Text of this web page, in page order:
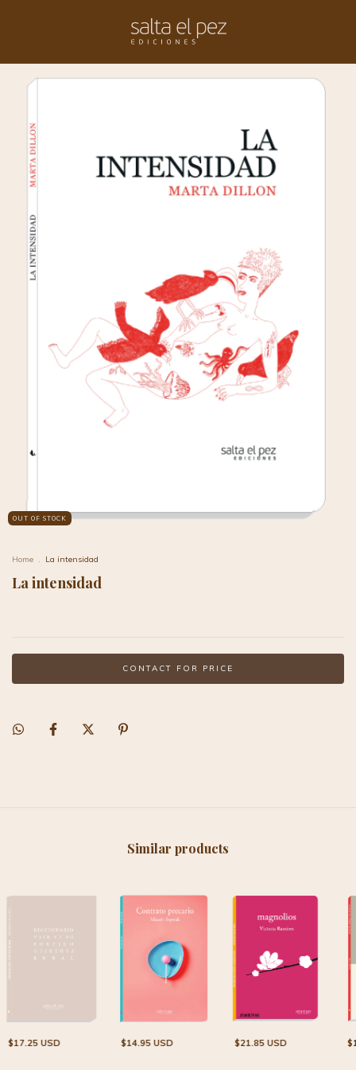
OUT OF STOCK
Home . La intensidad
La intensidad
Similar products
$17.25 USD $14.95 USD $21.85 USD